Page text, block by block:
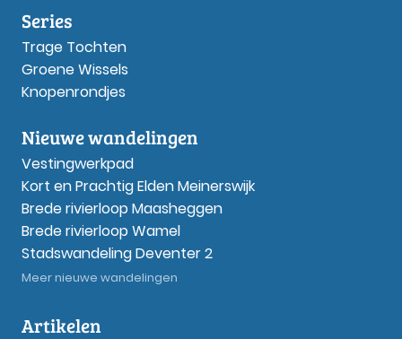
Series
Trage Tochten
Groene Wissels
Knopenrondjes
Nieuwe wandelingen
Vestingwerkpad
Kort en Prachtig Elden Meinerswijk
Brede rivierloop Maasheggen
Brede rivierloop Wamel
Stadswandeling Deventer 2
Meer nieuwe wandelingen
Artikelen